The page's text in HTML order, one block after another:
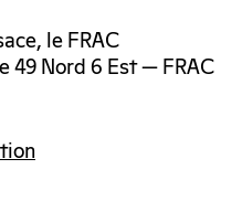
le FRAC
49 Nord 6 Est — FRAC